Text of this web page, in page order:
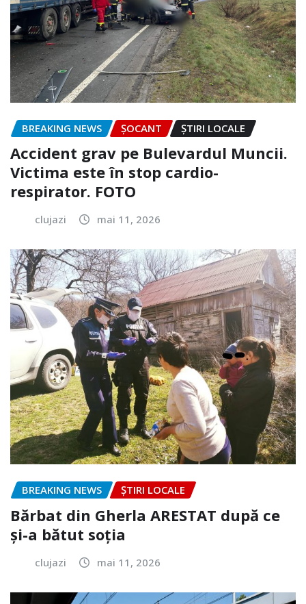
BREAKING NEWS ȘOCANT ȘTIRI LOCALE
Accident grav pe Bulevardul Muncii.
Victima este în stop cardio-
respirator. FOTO
clujazi mai 11, 2026
BREAKING NEWS ȘTIRI LOCALE
Bărbat din Gherla ARESTAT după ce
și-a bătut soția
clujazi mai 11, 2026